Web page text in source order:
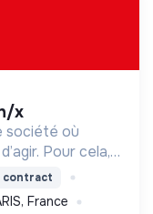
x
société où
Pour cela,
lieux
à tous.
contract
France